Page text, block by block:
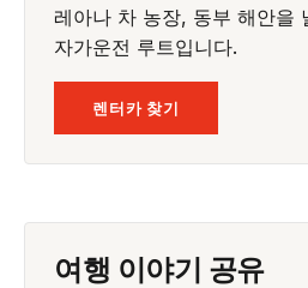
레아나 차 농장, 동부 해안을
자가운전 루트입니다.
렌터카 찾기
여행 이야기 공유